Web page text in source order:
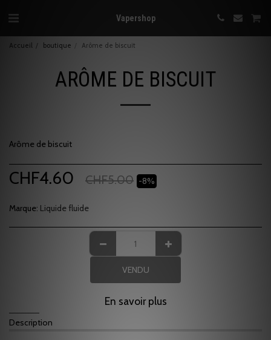
Vapershop
Accueil boutique Arôme de biscuit
ARÔME DE BISCUIT
Arôme de biscuit
CHF4.60 CHF5.00 -8%
Marque: Liquide fluide
VENDU
En savoir plus
Description